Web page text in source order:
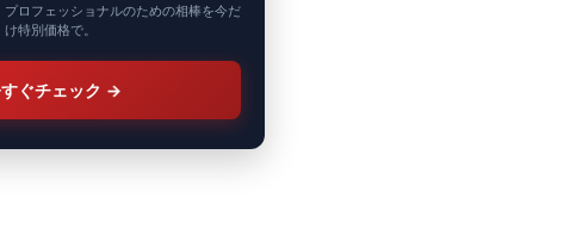
ロフェッショナルのための相棒を今だ
け特別価格で。
ぐチェック →